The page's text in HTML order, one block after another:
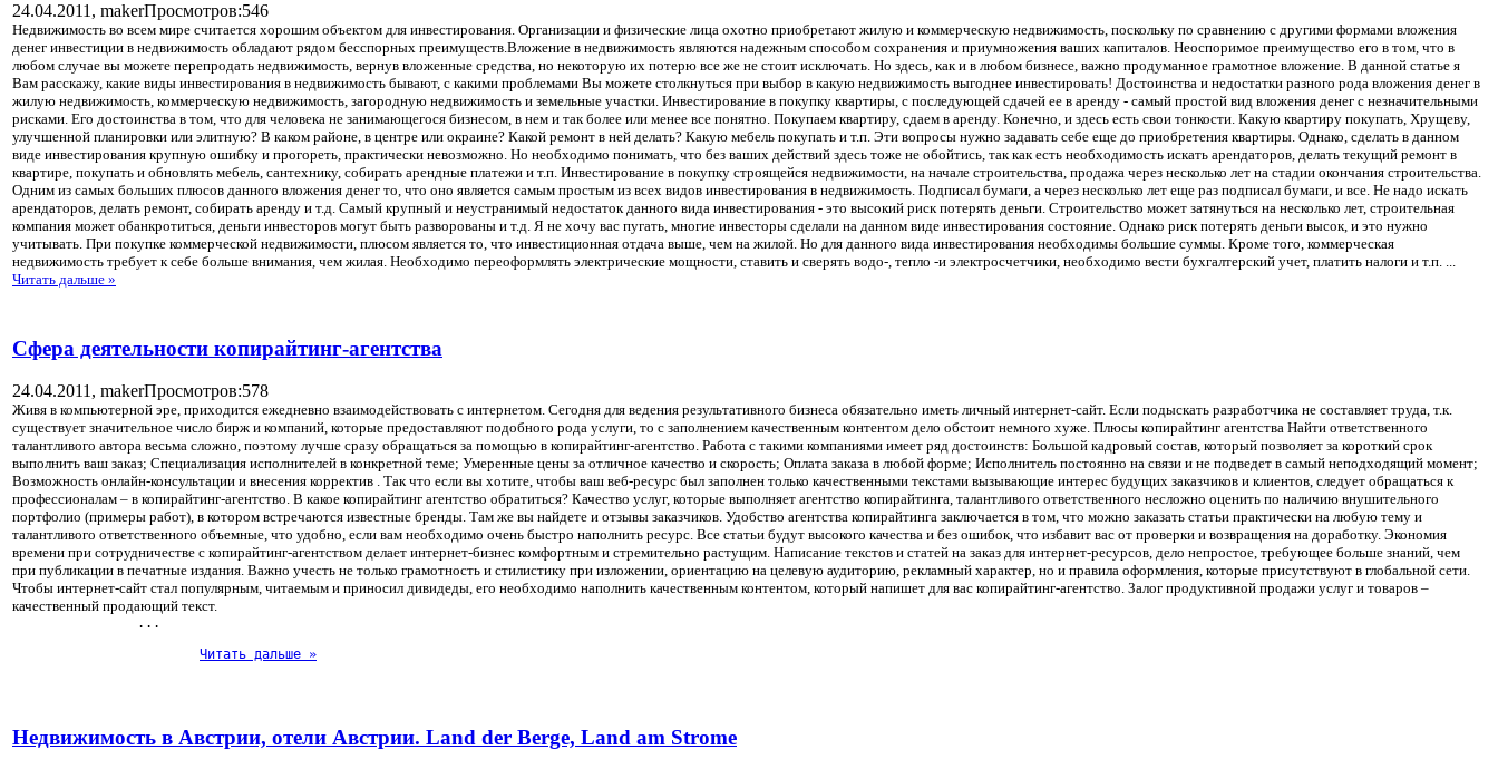
24.04.2011, makerПросмотров:546
Недвижимость во всем мире считается хорошим объектом для инвестирования. Организации и физические лица охотно приобретают жилую и коммерческую недвижимость, поскольку по сравнению с другими формами вложения
денег инвестиции в недвижимость обладают рядом бесспорных преимуществ.Вложение в недвижимость являются надежным способом сохранения и приумножения ваших капиталов. Неоспоримое преимущество его в том, что в
любом случае вы можете перепродать недвижимость, вернув вложенные средства, но некоторую их потерю все же не стоит исключать. Но здесь, как и в любом бизнесе, важно продуманное грамотное вложение. В данной статье я
Вам расскажу, какие виды инвестирования в недвижимость бывают, с какими проблемами Вы можете столкнуться при выбор в какую недвижимость выгоднее инвестировать! Достоинства и недостатки разного рода вложения денег в
жилую недвижимость, коммерческую недвижимость, загородную недвижимость и земельные участки. Инвестирование в покупку квартиры, с последующей сдачей ее в аренду - самый простой вид вложения денег с незначительными
рисками. Его достоинства в том, что для человека не занимающегося бизнесом, в нем и так более или менее все понятно. Покупаем квартиру, сдаем в аренду. Конечно, и здесь есть свои тонкости. Какую квартиру покупать, Хрущеву,
улучшенной планировки или элитную? В каком районе, в центре или окраине? Какой ремонт в ней делать? Какую мебель покупать и т.п. Эти вопросы нужно задавать себе еще до приобретения квартиры. Однако, сделать в данном
виде инвестирования крупную ошибку и прогореть, практически невозможно. Но необходимо понимать, что без ваших действий здесь тоже не обойтись, так как есть необходимость искать арендаторов, делать текущий ремонт в
квартире, покупать и обновлять мебель, сантехнику, собирать арендные платежи и т.п. Инвестирование в покупку строящейся недвижимости, на начале строительства, продажа через несколько лет на стадии окончания строительства.
Одним из самых больших плюсов данного вложения денег то, что оно является самым простым из всех видов инвестирования в недвижимость. Подписал бумаги, а через несколько лет еще раз подписал бумаги, и все. Не надо искать
арендаторов, делать ремонт, собирать аренду и т.д. Самый крупный и неустранимый недостаток данного вида инвестирования - это высокий риск потерять деньги. Строительство может затянуться на несколько лет, строительная
компания может обанкротиться, деньги инвесторов могут быть разворованы и т.д. Я не хочу вас пугать, многие инвесторы сделали на данном виде инвестирования состояние. Однако риск потерять деньги высок, и это нужно
учитывать. При покупке коммерческой недвижимости, плюсом является то, что инвестиционная отдача выше, чем на жилой. Но для данного вида инвестирования необходимы большие суммы. Кроме того, коммерческая
недвижимость требует к себе больше внимания, чем жилая. Необходимо переоформлять электрические мощности, ставить и сверять водо-, тепло -и электросчетчики, необходимо вести бухгалтерский учет, платить налоги и т.п. ...
Читать дальше »
Сфера деятельности копирайтинг-агентства
24.04.2011, makerПросмотров:578
Живя в компьютерной эре, приходится ежедневно взаимодействовать с интернетом. Сегодня для ведения результативного бизнеса обязательно иметь личный интернет-сайт. Если подыскать разработчика не составляет труда, т.к.
существует значительное число бирж и компаний, которые предоставляют подобного рода услуги, то с заполнением качественным контентом дело обстоит немного хуже. Плюсы копирайтинг агентства Найти ответственного
талантливого автора весьма сложно, поэтому лучше сразу обращаться за помощью в копирайтинг-агентство. Работа с такими компаниями имеет ряд достоинств: Большой кадровый состав, который позволяет за короткий срок
выполнить ваш заказ; Специализация исполнителей в конкретной теме; Умеренные цены за отличное качество и скорость; Оплата заказа в любой форме; Исполнитель постоянно на связи и не подведет в самый неподходящий момент;
Возможность онлайн-консультации и внесения корректив . Так что если вы хотите, чтобы ваш веб-ресурс был заполнен только качественными текстами вызывающие интерес будущих заказчиков и клиентов, следует обращаться к
профессионалам – в копирайтинг-агентство. В какое копирайтинг агентство обратиться? Качество услуг, которые выполняет агентство копирайтинга, талантливого ответственного несложно оценить по наличию внушительного
портфолио (примеры работ), в котором встречаются известные бренды. Там же вы найдете и отзывы заказчиков. Удобство агентства копирайтинга заключается в том, что можно заказать статьи практически на любую тему и
талантливого ответственного объемные, что удобно, если вам необходимо очень быстро наполнить ресурс. Все статьи будут высокого качества и без ошибок, что избавит вас от проверки и возвращения на доработку. Экономия
времени при сотрудничестве с копирайтинг-агентством делает интернет-бизнес комфортным и стремительно растущим. Написание текстов и статей на заказ для интернет-ресурсов, дело непростое, требующее больше знаний, чем
при публикации в печатные издания. Важно учесть не только грамотность и стилистику при изложении, ориентацию на целевую аудиторию, рекламный характер, но и правила оформления, которые присутствуют в глобальной сети.
Чтобы интернет-сайт стал популярным, читаемым и приносил дивидеды, его необходимо наполнить качественным контентом, который напишет для вас копирайтинг-агентство. Залог продуктивной продажи услуг и товаров –
качественный продающий текст.
...
Читать дальше »
Недвижимость в Австрии, отели Австрии. Land der Berge, Land am Strome